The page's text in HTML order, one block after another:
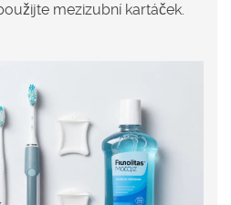
mezizubní kartáček.